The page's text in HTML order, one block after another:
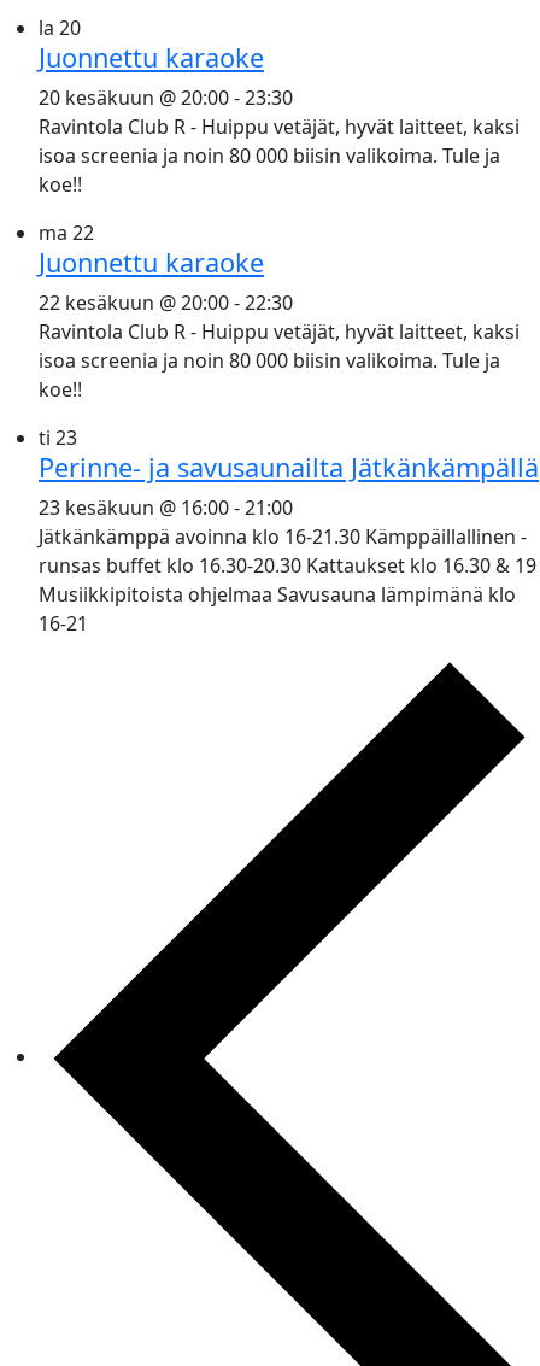
la 20
Juonnettu karaoke
20 kesäkuun @ 20:00-23:30
Ravintola Club R - Huippu vetäjät, hyvät laitteet, kaksi
isoa screenia ja noin 80 000 biisin valikoima. Tule ja
koe!!
ma 22
Juonnettu karaoke
22 kesäkuun @ 20:00-22:30
Ravintola Club R - Huippu vetäjät, hyvät laitteet, kaksi
isoa screenia ja noin 80 000 biisin valikoima. Tule ja
koe!!
ti 23
Perinne- ja savusaunailta Jätkänkämpällä
23 kesäkuun @ 16:00-21:00
Jätkänkämppä avoinna klo 16-21.30 Kämppäillallinen -
runsas buffet klo 16.30-20.30 Kattaukset klo 16.30 & 19
Musiikkipitoista ohjelmaa Savusauna lämpimänä klo
16-21